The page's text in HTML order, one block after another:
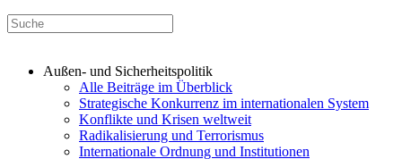
Außen- und Sicherheitspolitik
Alle Beiträge im Überblick
Strategische Konkurrenz im internationalen System
Konflikte und Krisen weltweit
Radikalisierung und Terrorismus
Internationale Ordnung und Institutionen